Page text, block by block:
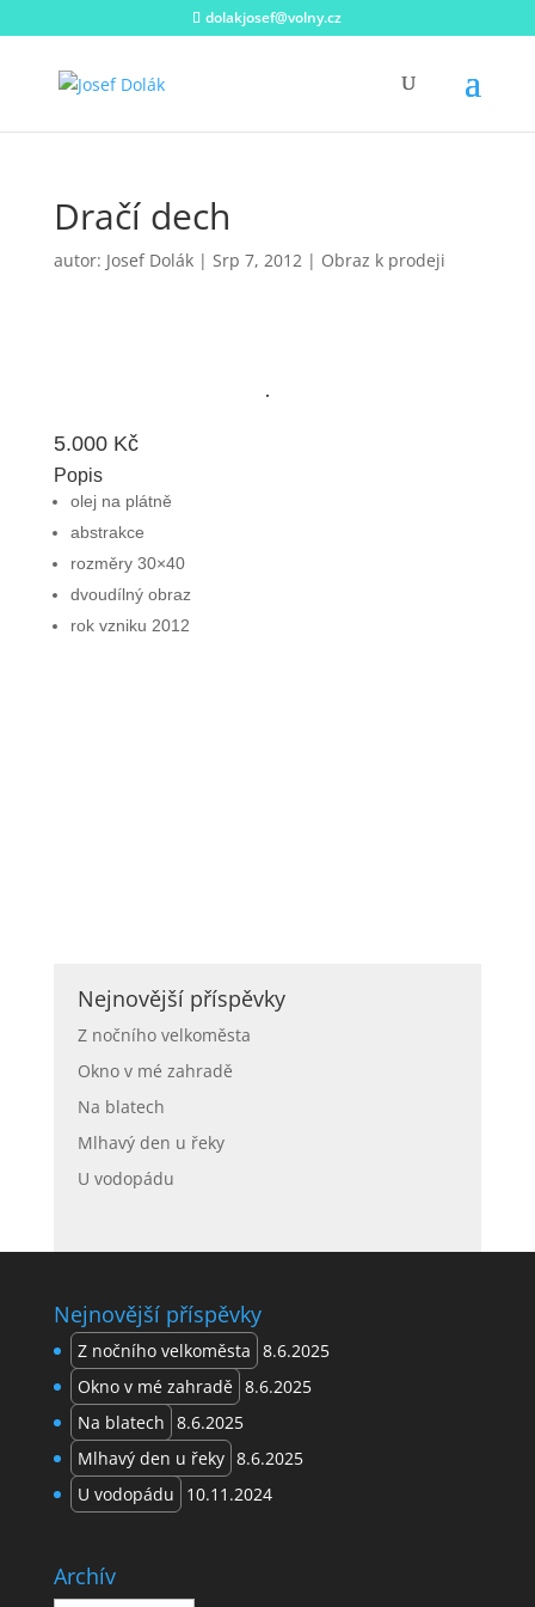
dolakjosef@volny.cz
Dračí dech
autor: Josef Dolák| Srp 7, 2012| Obraz k prodeji
5.000 Kč
Popis
olej na plátně
abstrakce
rozměry 30×40
dvoudílný obraz
rok vzniku 2012
Nejnovější příspěvky
Z nočního velkoměsta
Okno v mé zahradě
Na blatech
Mlhavý den u řeky
U vodopádu
Nejnovější příspěvky
Z nočního velkoměsta 8.6.2025
Okno v mé zahradě 8.6.2025
Na blatech 8.6.2025
Mlhavý den u řeky 8.6.2025
U vodopádu
10.11.2024
Archív